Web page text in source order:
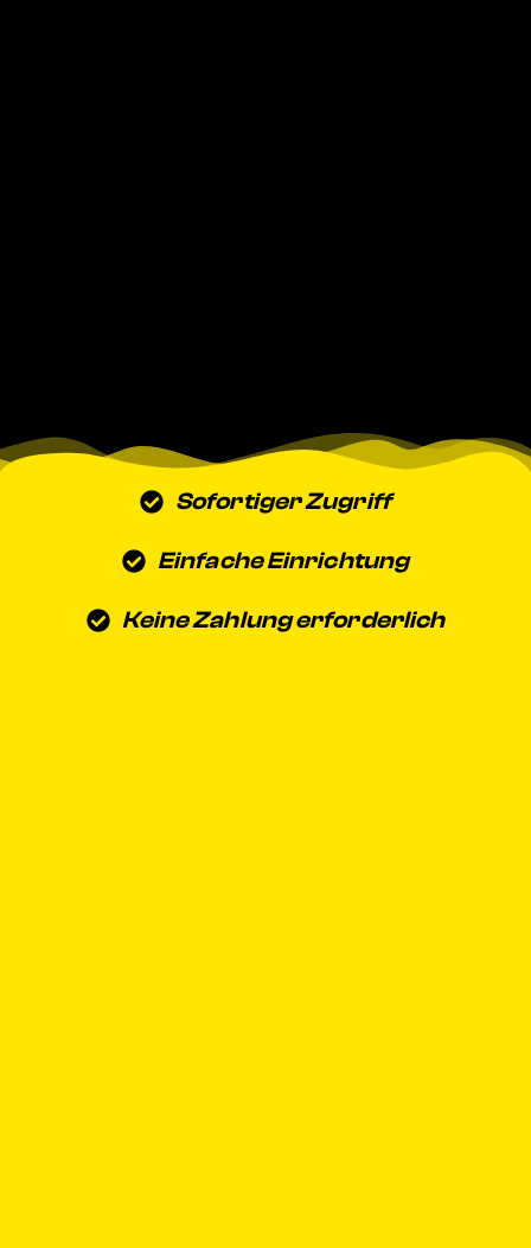
Sofortiger Zugriff
Einfache Einrichtung
Keine Zahlung erforderlich